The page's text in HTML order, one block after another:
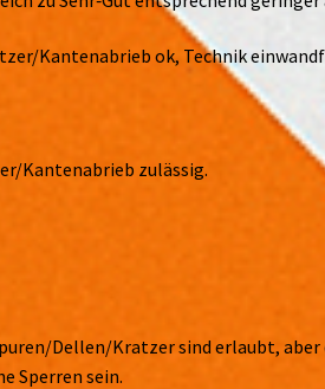
Kantenabrieb ok, Technik
Kantenabrieb zulässig.
Dellen/Kratzer sind erlaubt, aber
Sperren sein.